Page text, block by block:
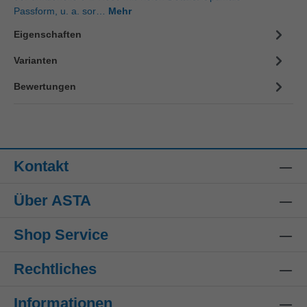
Passform, u. a. sor… Mehr
Eigenschaften
Varianten
Bewertungen
Kontakt
Über ASTA
Shop Service
Rechtliches
Informationen